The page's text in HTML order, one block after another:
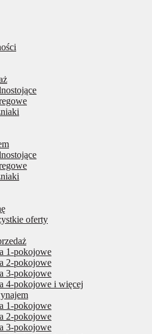
oferty
1-pokojowe
2-pokojowe
3-pokojowe
4-pokojowe i więcej
1-pokojowe
2-pokojowe
3-pokojowe